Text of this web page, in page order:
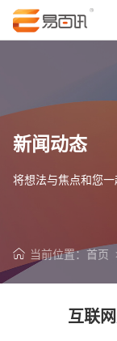
新闻动态
将想法与焦点和您
当前位置： 首页
互联